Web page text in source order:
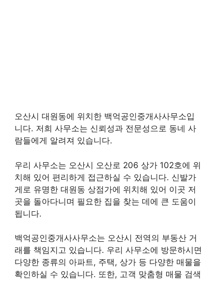
오산시 대원동에 위치한 백억공인중개사사무소입
니다. 저희 사무소는 신뢰성과 전문성으로 동네 사
람들에게 알려져 있습니다.
우리 사무소는 오산시 오산로 206 상가 102호에 위
치해 있어 편리하게 접근하실 수 있습니다. 신발가
게로 유명한 대원동 상점가에 위치해 있어 이곳 저
곳을 돌아다니며 필요한 집을 찾는 데에 큰 도움이
됩니다.
백억공인중개사사무소는 오산시 전역의 부동산 거
래를 책임지고 있습니다. 우리 사무소에 방문하시면
다양한 종류의 아파트, 주택, 상가 등 다양한 매물을
확인하실 수 있습니다. 또한, 고객 맞춤형 매물 검색